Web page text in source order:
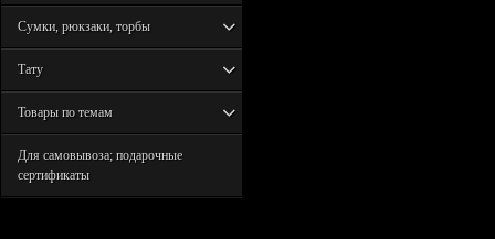
Сумки, рюкзаки, торбы
Тату
Товары по темам
Для самовывоза; подарочные
сертификаты